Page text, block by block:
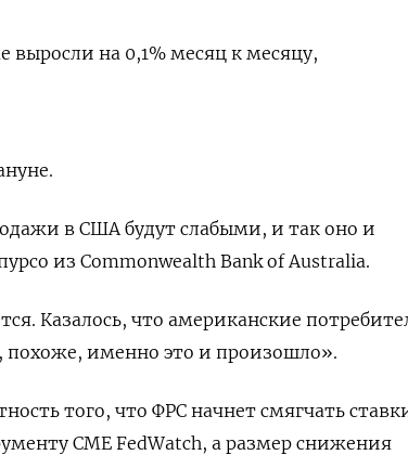
на 0,1% месяц к месяцу,
в США будут слабыми, и так оно и
из Commonwealth Bank of Australia.
Казалось, что американские
похоже, именно это и произошло».
того, что ФРС начнет смягчать
CME FedWatch, а размер снижения